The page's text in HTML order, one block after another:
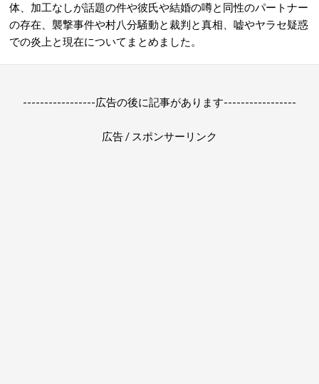
体、加工なしが話題の件や彼氏や結婚の噂と同性のパートナー
の存在、襲撃事件や村八分騒動と裁判と真相、嘘やヤラセ疑惑
での炎上と現在についてまとめました。
-----------------広告の後に記事があります-----------------
広告 / スポンサーリンク